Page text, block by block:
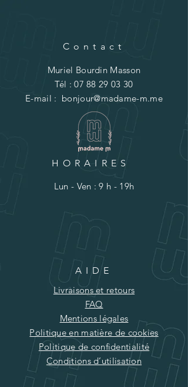
Contact
Muriel Bourdin Masson
Tél :07 88 29 03 30
E-mail : bonjour@madame-m.me
HORAIRES
Lun - Ven : 9 h - 19h
AIDE
Livraisons et retours
FAQ
Mentions légales
Politique en matière de cookies
Politique de confidentialité
Conditions d’utilisation